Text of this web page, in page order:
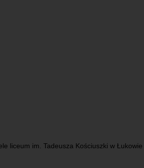
liceum im. Tadeusza Kościuszki w Łukowie